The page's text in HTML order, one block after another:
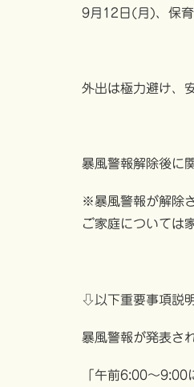
9月12日(月)、保
外出は極力避け、
暴風警報解除後に
※暴風警報が解除
ご家庭については
⇩以下重要事項説
暴風警報が発表さ
「午前6:00～